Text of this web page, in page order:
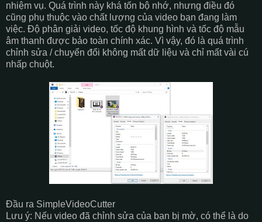
nhiệm vụ. Quá trình này khá tốn bộ nhớ, nhưng điều đó
cũng phụ thuộc vào chất lượng của video bạn đang làm
việc. Độ phân giải video, tốc độ khung hình và tốc độ mẫu
âm thanh được bảo toàn chính xác. Vì vậy, đó là quá trình
chỉnh sửa / chuyển đổi không mất dữ liệu và chỉ mất vài cú
nhấp chuột.
Đầu ra SimpleVideoCutter
Lưu ý: Nếu video đã chỉnh sửa của bạn bị mờ, có thể là do